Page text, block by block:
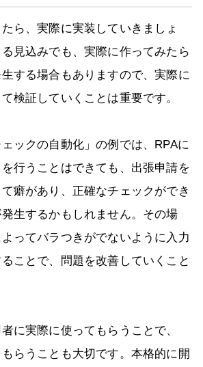
ら、実際に実装していきましょ
見込みでも、実際に作ってみたら
する場合もありますので、実際に
検証していくことは重要です。
ェックの自動化」の例では、RPAに
行うことはできても、出張申請を
癖があり、正確なチェックができ
生するかもしれません。その場
ってバラつきがでないように入力
ことで、問題を改善していくこと
に実際に使ってもらうことで、
らうことも大切です。本格的に開